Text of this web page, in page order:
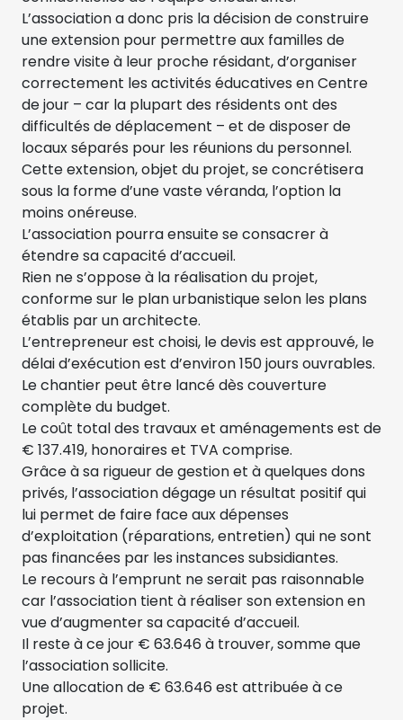
L’association a donc pris la décision de construire
une extension pour permettre aux familles de
rendre visite à leur proche résidant, d’organiser
correctement les activités éducatives en Centre
de jour – car la plupart des résidents ont des
difficultés de déplacement – et de disposer de
locaux séparés pour les réunions du personnel.
Cette extension, objet du projet, se concrétisera
sous la forme d’une vaste véranda, l’option la
moins onéreuse.
L’association pourra ensuite se consacrer à
étendre sa capacité d’accueil.
Rien ne s’oppose à la réalisation du projet,
conforme sur le plan urbanistique selon les plans
établis par un architecte.
L’entrepreneur est choisi, le devis est approuvé, le
délai d’exécution est d’environ 150 jours ouvrables.
Le chantier peut être lancé dès couverture
complète du budget.
Le coût total des travaux et aménagements est de
€ 137.419, honoraires et TVA comprise.
Grâce à sa rigueur de gestion et à quelques dons
privés, l’association dégage un résultat positif qui
lui permet de faire face aux dépenses
d’exploitation (réparations, entretien) qui ne sont
pas financées par les instances subsidiantes.
Le recours à l’emprunt ne serait pas raisonnable
car l’association tient à réaliser son extension en
vue d’augmenter sa capacité d’accueil.
Il reste à ce jour € 63.646 à trouver, somme que
l’association sollicite.
Une allocation de € 63.646 est attribuée à ce
projet.